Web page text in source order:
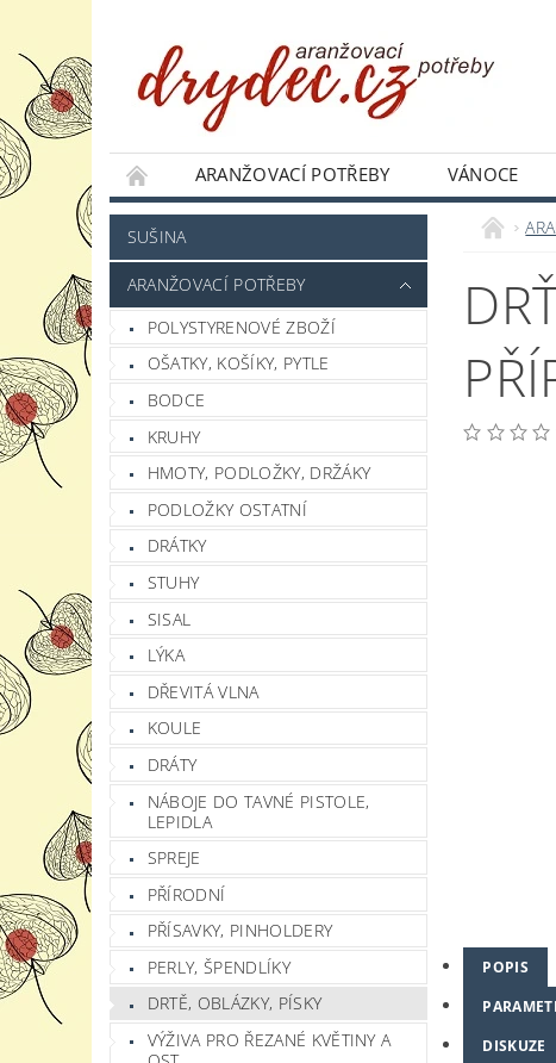
ARANŽOVACÍ POTŘEBY VÁNOCE
JAK NAKUPOVAT
PODMÍNKY OCHRANY
SUŠINA
ARANŽOVACÍ POTŘEBY
POLYSTYRENOVÉ ZBOŽÍ
OŠATKY, KOŠÍKY, PYTLE
BODCE
KRUHY
HMOTY, PODLOŽKY, DRŽÁKY
PODLOŽKY OSTATNÍ
DRÁTKY
STUHY
SISAL
LÝKA
DŘEVITÁ VLNA
KOULE
DRÁTY
NÁBOJE DO TAVNÉ PISTOLE,
LEPIDLA
SPREJE
PŘÍRODNÍ
PŘÍSAVKY, PINHOLDERY
PERLY, ŠPENDLÍKY
DRTĚ, OBLÁZKY, PÍSKY
VÝŽIVA PRO ŘEZANÉ KVĚTINY A
POPIS
DISKUZE